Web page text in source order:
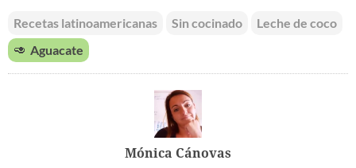
Recetas latinoamericanas Sin cocinado
Leche de coco
🥑 Aguacate
Mónica Cánovas